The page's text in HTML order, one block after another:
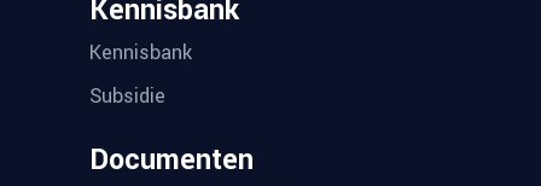
Kennisbank
Kennisbank
Subsidie
Documenten